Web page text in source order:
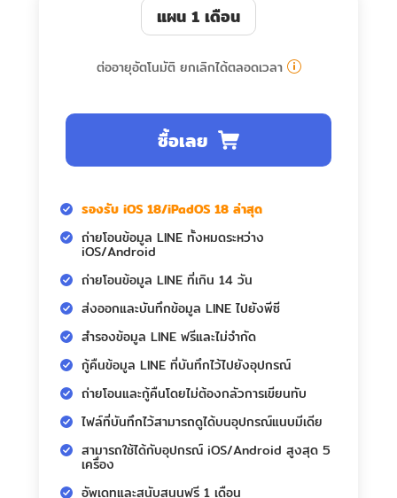
แผน 1 เดือน
ต่ออายุอัตโนมัติ ยกเลิกได้ตลอดเวลา
ซื้อเลย
รองรับ iOS 18/iPadOS 18 ล่าสุด
ถ่ายโอนข้อมูล LINE ทั้งหมดระหว่าง
iOS/Android
ถ่ายโอนข้อมูล LINE ที่เกิน 14 วัน
ส่งออกและบันทึกข้อมูล LINE ไปยังพีซี
สำรองข้อมูล LINE ฟรีและไม่จำกัด
กู้คืนข้อมูล LINE ที่บันทึกไว้ไปยังอุปกรณ์
ถ่ายโอนและกู้คืนโดยไม่ต้องกลัวการเขียนทับ
ไฟล์ที่บันทึกไว้สามารถดูได้บนอุปกรณ์แนบมีเดีย
สามารถใช้ได้กับอุปกรณ์ iOS/Android สูงสุด 5
เครื่อง
อัพเดทและสนับสนุนฟรี 1 เดือน